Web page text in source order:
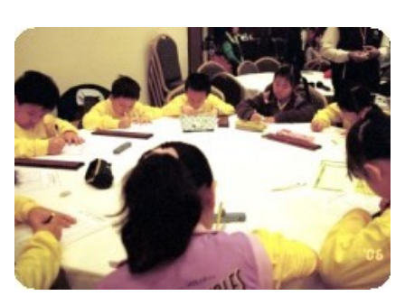
心算訓練週期較長，內容比較單調，因此興趣的培養就顯得格外重
要，只有當學生對珠心算產生濃厚的興趣，他才會痴迷於珠心算，
他才能全身..